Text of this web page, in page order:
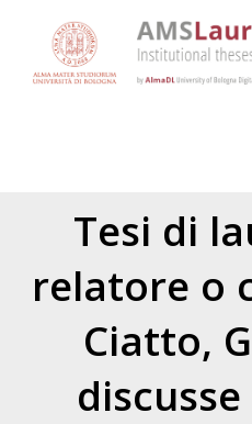
Tesi di
relatore o
Ciatto,